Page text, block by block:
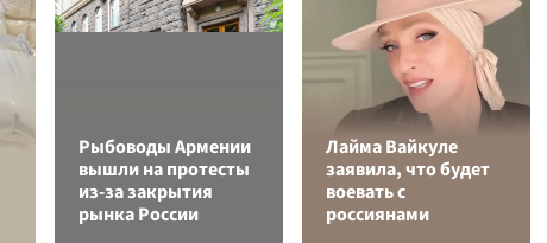
Рыбоводы Армении
вышли на протесты
из-за закрытия
рынка России
Лайма Вайкуле
заявила, что будет
воевать с
россиянами